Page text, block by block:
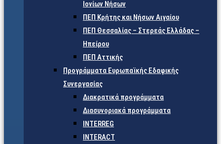
Ιονίων Νήσων
ΠΕΠ Κρήτης και Νήσων Αιγαίου
ΠΕΠ Θεσσαλίας – Στερεάς Ελλάδας –
Ηπείρου
ΠΕΠ Αττικής
Προγράμματα Ευρωπαϊκής Εδαφικής
Συνεργασίας
Διακρατικά προγράμματα
Διασυνοριακά προγράμματα
INTERREG
INTERACT